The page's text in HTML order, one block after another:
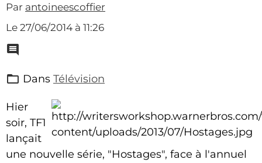
Par antoineescoffier
Le 27/06/2014 à 11:26
Dans Télévision
Hier
soir, TF1
lançait
une nouvelle série, "Hostages", face à l'annuel